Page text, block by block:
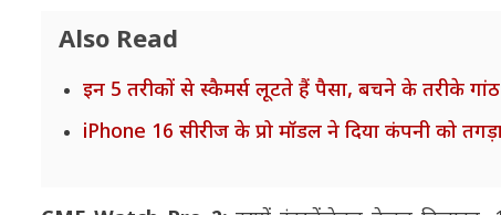
Also Read
इन 5 तरीकों से स्कैमर्स लूटते हैं पैसा, बचने के तरीके
iPhone 16 सीरीज के प्रो मॉडल ने दिया कंपनी को